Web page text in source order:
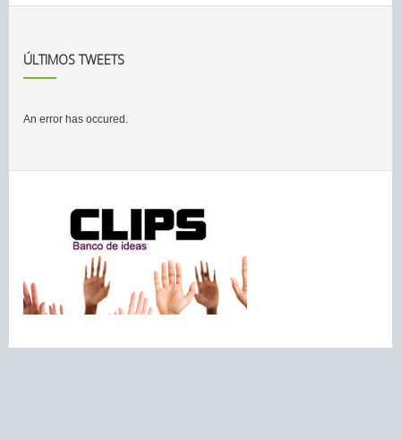
ÚLTIMOS TWEETS
An error has occured.